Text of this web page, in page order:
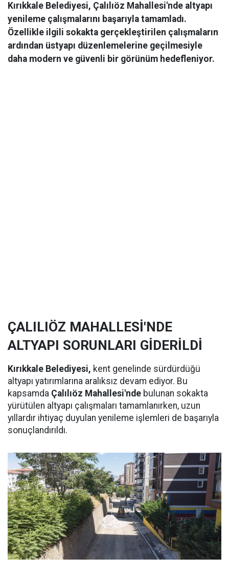
Kırıkkale Belediyesi, Çalılıöz Mahallesi'nde altyapı
yenileme çalışmalarını başarıyla tamamladı.
Özellikle ilgili sokakta gerçekleştirilen çalışmaların
ardından üstyapı düzenlemelerine geçilmesiyle
daha modern ve güvenli bir görünüm hedefleniyor.
ÇALILIÖZ MAHALLESİ'NDE
ALTYAPI SORUNLARI GİDERİLDİ
Kırıkkale Belediyesi, kent genelinde sürdürdüğü
altyapı yatırımlarına aralıksız devam ediyor. Bu
kapsamda Çalılıöz Mahallesi'nde bulunan sokakta
yürütülen altyapı çalışmaları tamamlanırken, uzun
yıllardır ihtiyaç duyulan yenileme işlemleri de başarıyla
sonuçlandırıldı.